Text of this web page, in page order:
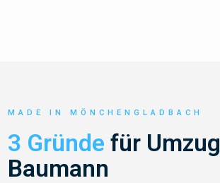
MADE IN MÖNCHENGLADBACH
3 Gründe für Umzug
Baumann